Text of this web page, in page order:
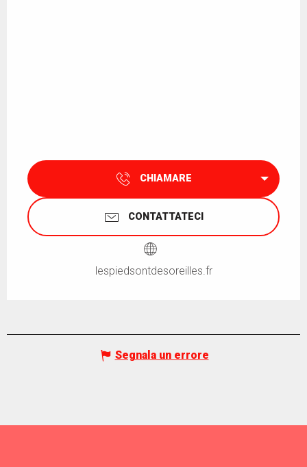
CHIAMARE
CONTATTATECI
lespiedsontdesoreilles.fr
Segnala un errore